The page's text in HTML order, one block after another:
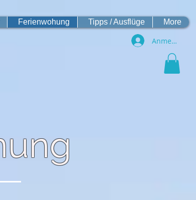
Ferienwohung Tipps / Ausflüge More
Anmelden